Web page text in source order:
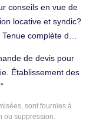
conseils en vue de
locative et syndic?
complète de
de devis pour
Établissement des
sont fournies à
ou suppression.